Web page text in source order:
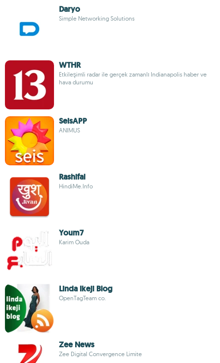
Daryo
Simple Networking Solutions
WTHR
Etkileşimli radar ile gerçek zamanlı Indianapolis haber ve
hava durumu
SeisAPP
ANIMUS
Rashifal
HindiMe.Info
Youm7
Karim Ouda
Linda Ikeji Blog
OpenTagTeam co.
Zee News
Zee Digital Convergence Limite